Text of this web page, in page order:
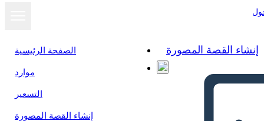
الصفحة الرئيسية
موارد
التسعير
إنشاء القصة المصورة
إنشاء القصة المصورة